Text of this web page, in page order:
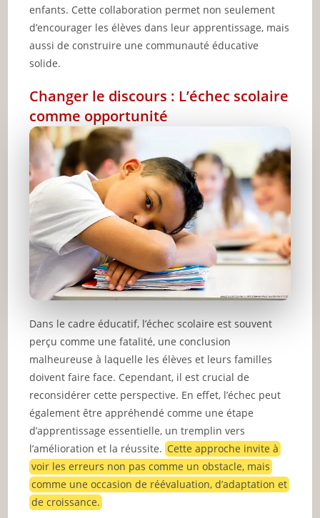
enfants. Cette collaboration permet non seulement
d’encourager les élèves dans leur apprentissage, mais
aussi de construire une communauté éducative
solide.
Changer le discours : L’échec scolaire
comme opportunité
Dans le cadre éducatif, l’échec scolaire est souvent
perçu comme une fatalité, une conclusion
malheureuse à laquelle les élèves et leurs familles
doivent faire face. Cependant, il est crucial de
reconsidérer cette perspective. En effet, l’échec peut
également être appréhendé comme une étape
d’apprentissage essentielle, un tremplin vers
l’amélioration et la réussite.Cette approche invite à
voir les erreurs non pas comme un obstacle, mais
comme une occasion de réévaluation, d’adaptation et
de croissance.